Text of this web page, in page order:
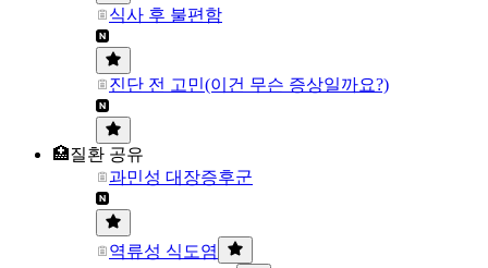
식사 후 불편함
진단 전 고민(이건 무슨 증상일까요?)
🏥질환 공유
과민성 대장증후군
역류성 식도염